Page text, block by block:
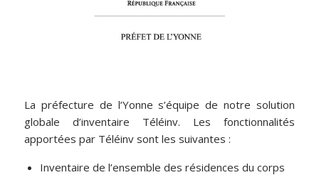
La préfecture de l’Yonne s’équipe de notre solution
globale d’inventaire Téléinv. Les fonctionnalités
apportées par Téléinv sont les suivantes :
Inventaire de l’ensemble des résidences du corps